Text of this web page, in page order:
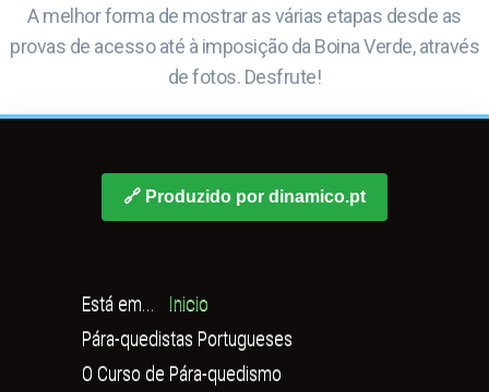
A melhor forma de mostrar as várias etapas desde as
provas de acesso até à imposição da Boina Verde, através
de fotos. Desfrute!
🔗 Produzido por dinamico.pt
Está em...
Inicio
Pára-quedistas Portugueses
O Curso de Pára-quedismo